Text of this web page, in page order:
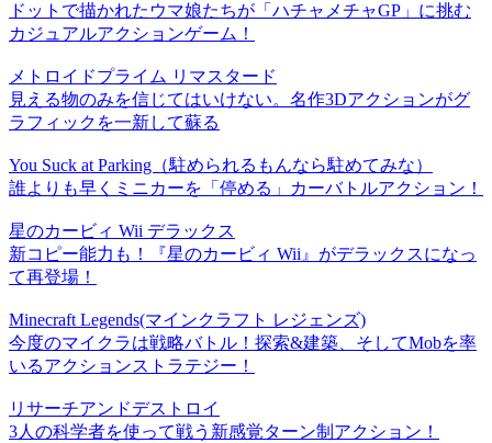
ドットで描かれたウマ娘たちが「ハチャメチャGP」に挑む
カジュアルアクションゲーム！
メトロイドプライム リマスタード
見える物のみを信じてはいけない。名作3Dアクションがグ
ラフィックを一新して蘇る
You Suck at Parking（駐められるもんなら駐めてみな）
誰よりも早くミニカーを「停める」カーバトルアクション！
星のカービィ Wii デラックス
新コピー能力も！『星のカービィ Wii』がデラックスになっ
て再登場！
Minecraft Legends(マインクラフト レジェンズ)
今度のマイクラは戦略バトル！探索&建築、そしてMobを率
いるアクションストラテジー！
リサーチアンドデストロイ
3人の科学者を使って戦う新感覚ターン制アクション！